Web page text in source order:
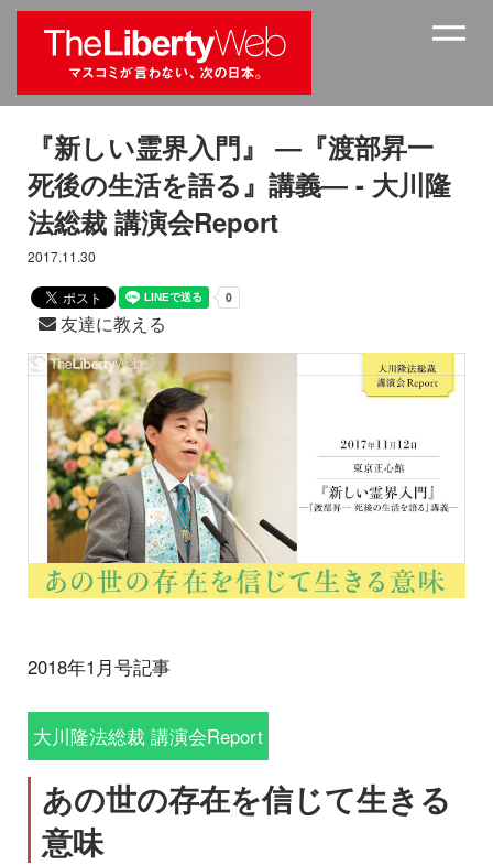
『新しい霊界入門』 ―『渡部昇一
死後の生活を語る』講義― - 大川隆
法総裁 講演会Report
2017.11.30
友達に教える
2018年1月号記事
大川隆法総裁 講演会Report
あの世の存在を信じて生きる
意味